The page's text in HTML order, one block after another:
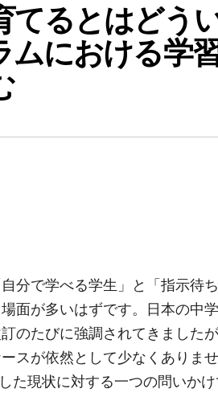
てるとはどう
における学
分で学べる学生」と「指示待
面が多いはずです。日本の中
のたびに強調されてきました
スが依然として少なくありま
た現状に対する一つの問いかけ